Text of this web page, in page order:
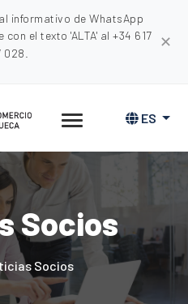
informativo de WhatsApp
el texto 'ALTA' al +34 617
028.
✕
ES
Socios
Socios